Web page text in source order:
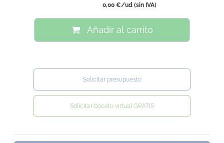
0,00 €/ud (sin IVA)
Añadir al carrito
Solicitar presupuesto
Solicitar boceto virtual GRATIS